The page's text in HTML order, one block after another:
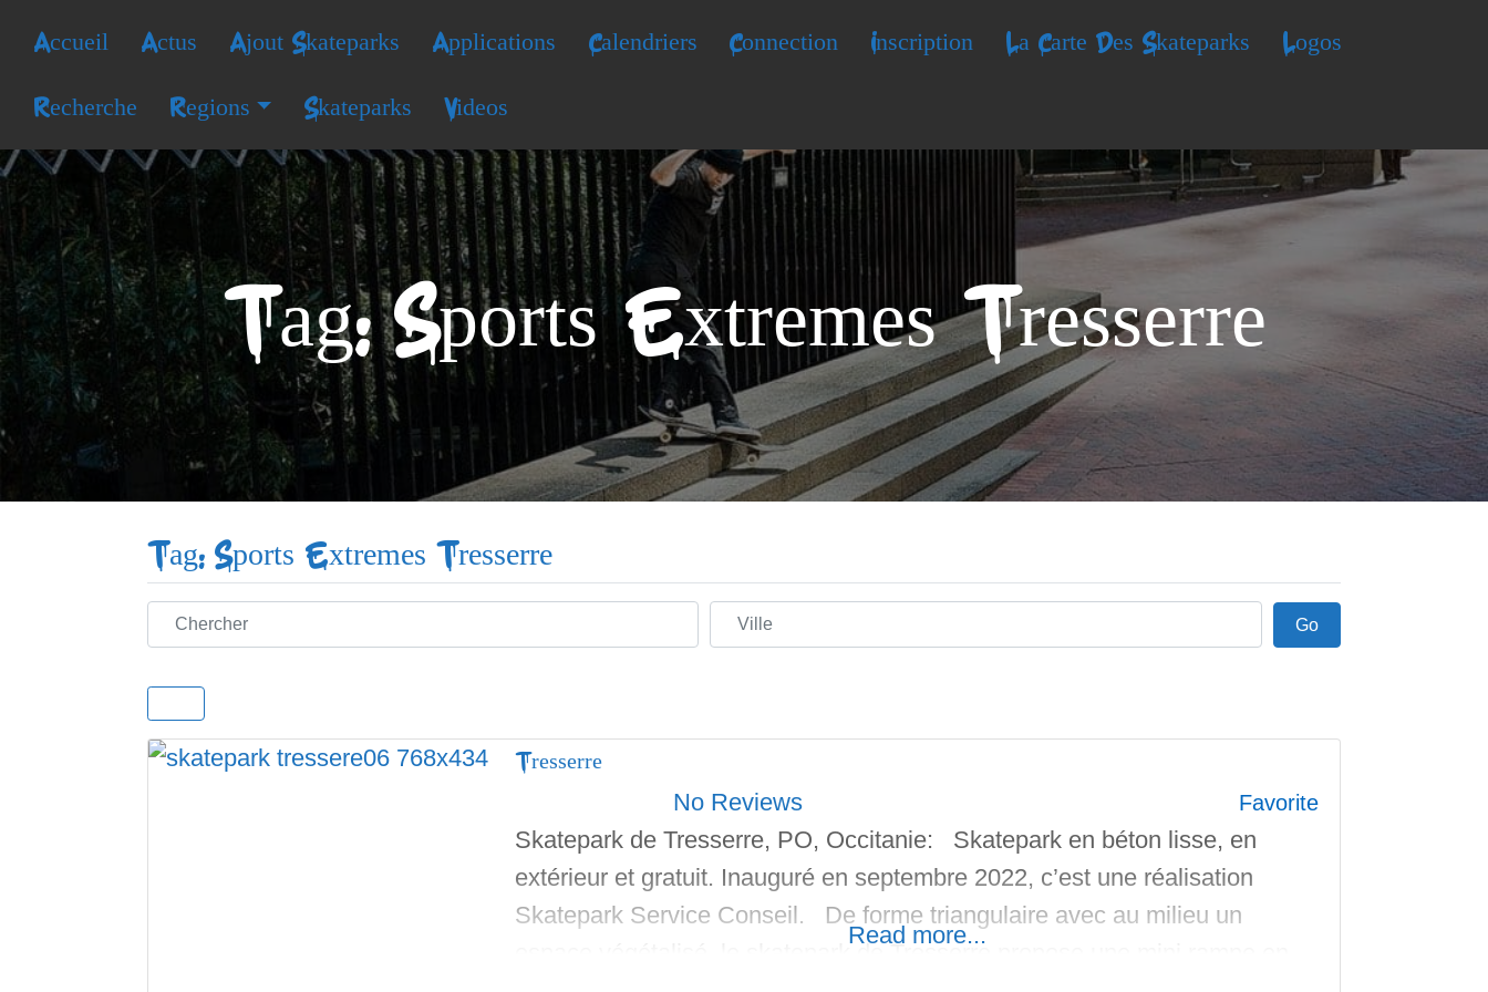
Accueil Actus Ajout Skateparks Applications Calendriers Connection Inscription La Carte Des Skateparks Logos
Recherche Regions Skateparks Videos
Tag: Sports Extremes Tresserre
Tag: Sports Extremes Tresserre
Chercher Ville GoGo
Tresserre
No Reviews Favorite
Skatepark de Tresserre, PO, Occitanie: Skatepark en béton lisse, en
extérieur et gratuit. Inauguré en septembre 2022, c’est une réalisation
Skatepark Service Conseil. De forme triangulaire avec au milieu un
espace végétalisé, le skatepark de Tresserre propose une mini rampe en
Read more...